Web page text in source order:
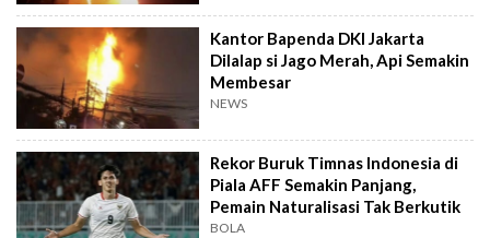
Kantor Bapenda DKI Jakarta
Dilalap si Jago Merah, Api Semakin
Membesar
NEWS
Rekor Buruk Timnas Indonesia di
Piala AFF Semakin Panjang,
Pemain Naturalisasi Tak Berkutik
BOLA